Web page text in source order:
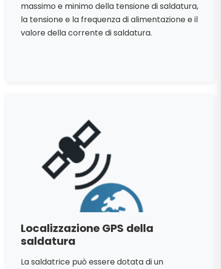
massimo e minimo della tensione di saldatura,
la tensione e la frequenza di alimentazione e il
valore della corrente di saldatura.
Localizzazione GPS della
saldatura
La saldatrice può essere dotata di un